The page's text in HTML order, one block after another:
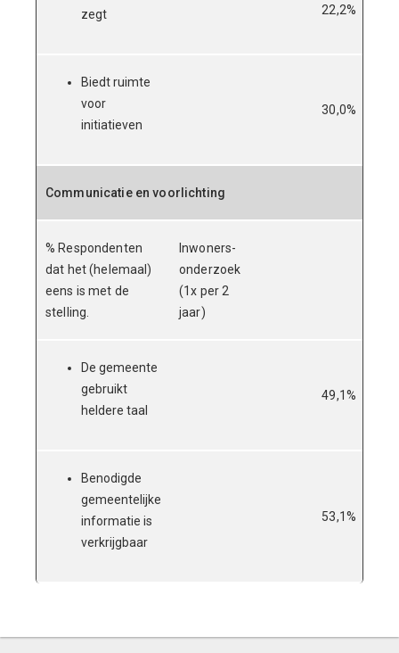
zegt
22,2%
Biedt ruimte
voor
initiatieven
30,0%
Communicatie en voorlichting
% Respondenten
dat het (helemaal)
eens is met de
stelling.
Inwoners-
onderzoek
(1x per 2
jaar)
De gemeente
gebruikt
heldere taal
49,1%
Benodigde
gemeentelijke
informatie is
verkrijgbaar
53,1%